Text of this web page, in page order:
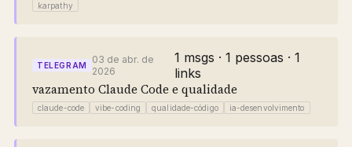
karpathy
TELEGRAM
03 de abr. de
2026
1 msgs · 1 pessoas · 1
links
vazamento Claude Code e qualidade
claude-code vibe-coding qualidade-código ia-desenvolvimento